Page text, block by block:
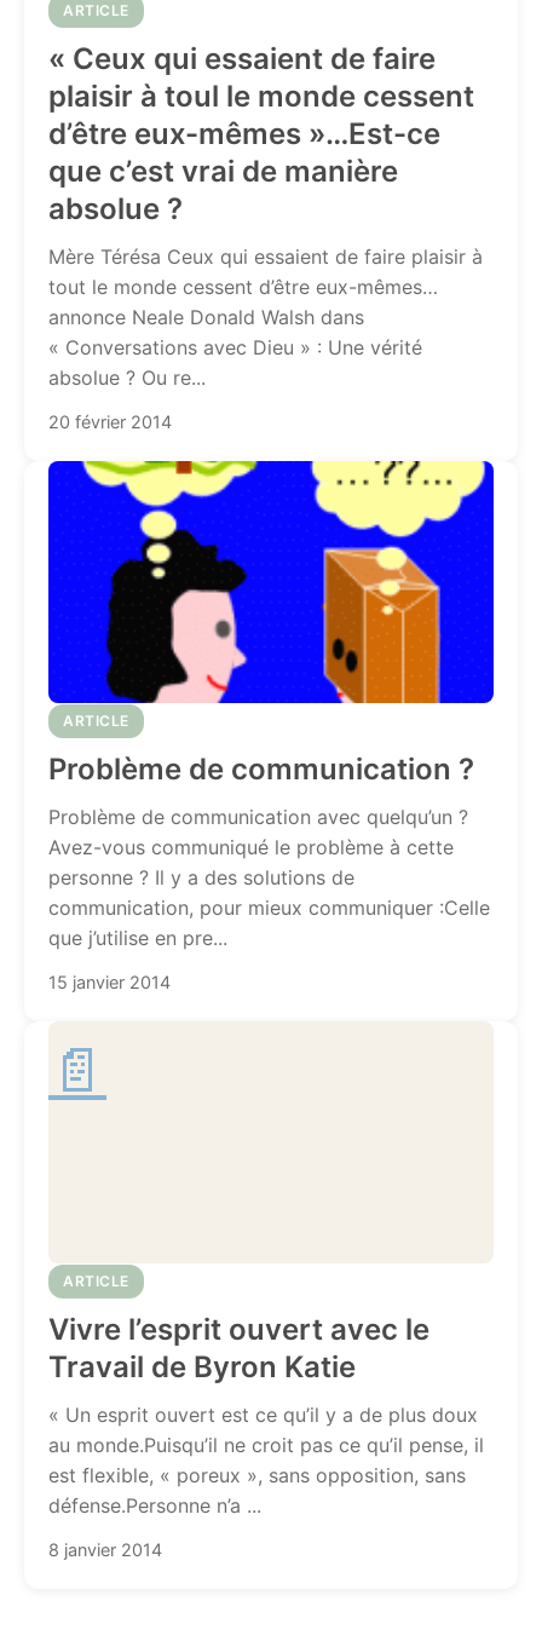
ARTICLE
« Ceux qui essaient de faire
plaisir à toul le monde cessent
d’être eux-mêmes »…Est-ce
que c’est vrai de manière
absolue ?
Mère Térésa Ceux qui essaient de faire plaisir à
tout le monde cessent d’être eux-mêmes…
annonce Neale Donald Walsh dans
« Conversations avec Dieu » : Une vérité
absolue ? Ou re...
20 février 2014
ARTICLE
Problème de communication ?
Problème de communication avec quelqu’un ?
Avez-vous communiqué le problème à cette
personne ? Il y a des solutions de
communication, pour mieux communiquer :Celle
que j’utilise en pre...
15 janvier 2014
📄
ARTICLE
Vivre l’esprit ouvert avec le
Travail de Byron Katie
« Un esprit ouvert est ce qu’il y a de plus doux
au monde.Puisqu’il ne croit pas ce qu’il pense, il
est flexible, « poreux », sans opposition, sans
défense.Personne n’a ...
8 janvier 2014